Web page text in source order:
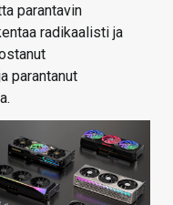
parantavin
radikaalisti ja
parantanut